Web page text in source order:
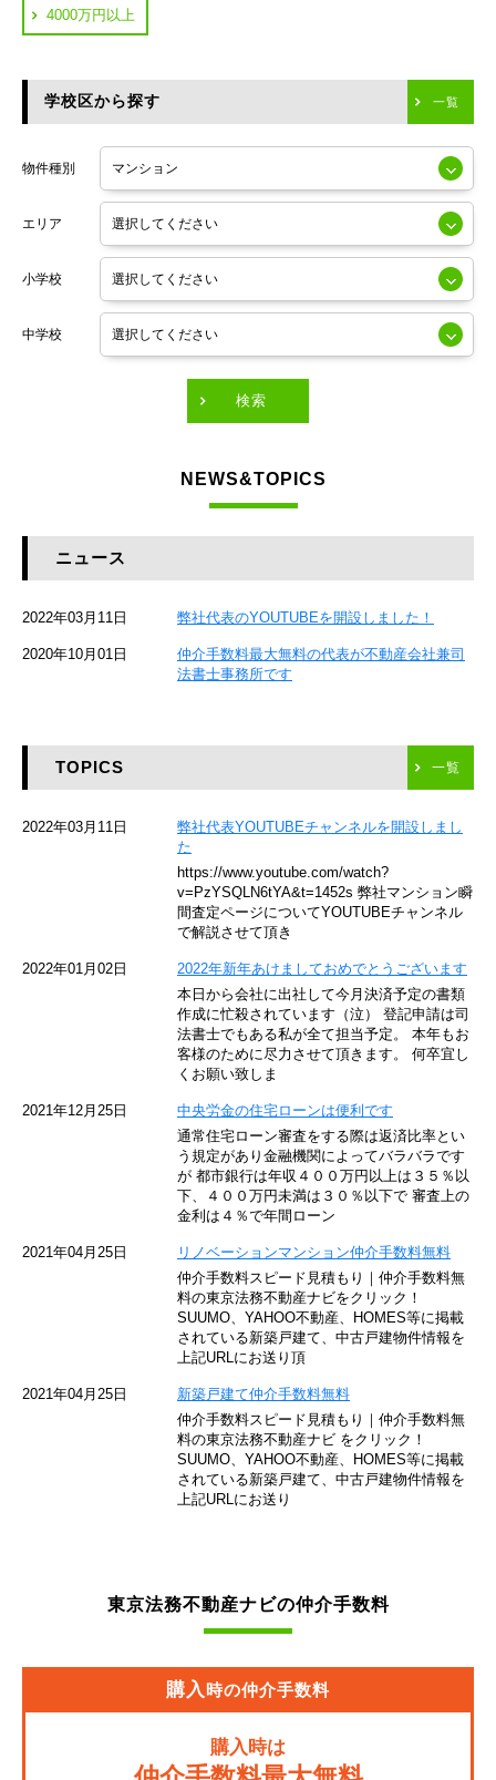
川崎市川崎区
川崎市中原区
川崎市高津区
JR中央・総武線
東京メトロ日比谷線
小田急線
東京メトロ半蔵門線
東京メトロ副都心線
東京メトロ有楽町線
JR総武本線
京成本線
東海道新幹線
東京メトロ東西線
京王井の頭線
JR湘南新宿ライン
京王京王線
東京臨海高速鉄道
東急世田谷線
JR南武線
4000万円以上
学校区から探す 一覧
物件種別
エリア
小学校
中学校
検索
NEWS&TOPICS
ニュース
2022年03月11日 弊社代表のYOUTUBEを開設しました！
2020年10月01日
仲介手数料最大無料の代表が不動産会社兼司
法書士事務所です
TOPICS 一覧
2022年03月11日
弊社代表YOUTUBEチャンネルを開設しまし
た
https://www.youtube.com/watch?
v=PzYSQLN6tYA&t=1452s 弊社マンション瞬
間査定ページについてYOUTUBEチャンネル
で解説させて頂き
2022年01月02日
2022年新年あけましておめでとうございます
本日から会社に出社して今月決済予定の書類
作成に忙殺されています（泣） 登記申請は司
法書士でもある私が全て担当予定。 本年もお
客様のために尽力させて頂きます。 何卒宜し
くお願い致しま
2021年12月25日
中央労金の住宅ローンは便利です
通常住宅ローン審査をする際は返済比率とい
う規定があり金融機関によってバラバラです
が 都市銀行は年収４００万円以上は３５％以
下、４００万円未満は３０％以下で 審査上の
金利は４％で年間ローン
2021年04月25日
リノベーションマンション仲介手数料無料
仲介手数料スピード見積もり｜仲介手数料無
料の東京法務不動産ナビをクリック！
SUUMO、YAHOO不動産、HOMES等に掲載
されている新築戸建て、中古戸建物件情報を
上記URLにお送り頂
2021年04月25日
新築戸建て仲介手数料無料
仲介手数料スピード見積もり｜仲介手数料無
料の東京法務不動産ナビ をクリック！
SUUMO、YAHOO不動産、HOMES等に掲載
されている新築戸建て、中古戸建物件情報を
上記URLにお送り
東京法務不動産ナビの仲介手数料
購入時の仲介手数料
購入時は